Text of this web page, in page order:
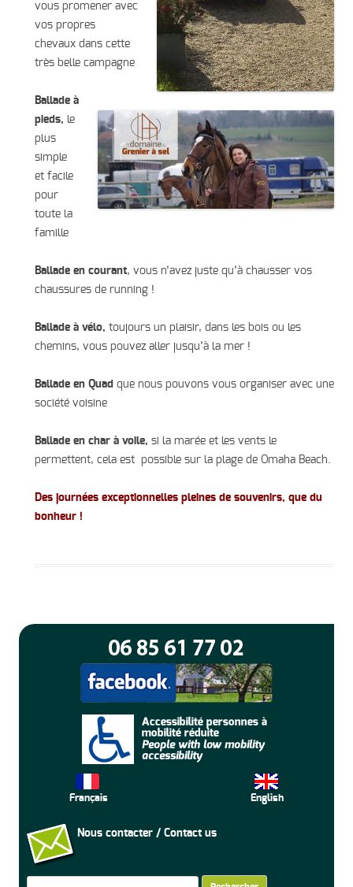
vous promener avec
vos propres
chevaux dans cette
très belle campagne
Ballade à
pieds, le
plus
simple
et facile
pour
toute la
famille
Ballade en courant, vous n’avez juste qu’à chausser vos
chaussures de running !
Ballade à vélo, toujours un plaisir, dans les bois ou les
chemins, vous pouvez aller jusqu’à la mer !
Ballade en Quad que nous pouvons vous organiser avec une
société voisine
Ballade en char à voile, si la marée et les vents le
permettent, cela est possible sur la plage de Omaha Beach.
Des journées exceptionnelles pleines de souvenirs, que du
bonheur !
Français English
Nous contacter / Contact us